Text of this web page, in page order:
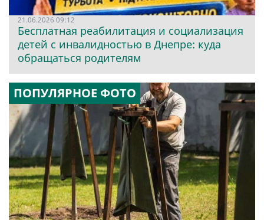
21.06.2026 09:12
Бесплатная реабилитация и социализация
детей с инвалидностью в Днепре: куда
обращаться родителям
ПОПУЛЯРНОЕ ФОТО